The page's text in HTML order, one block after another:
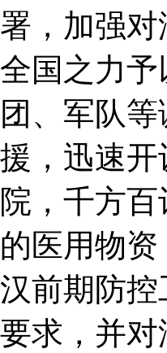
，加强
国之力
、军队
，迅速
，千方
医用物
前期防
求，并